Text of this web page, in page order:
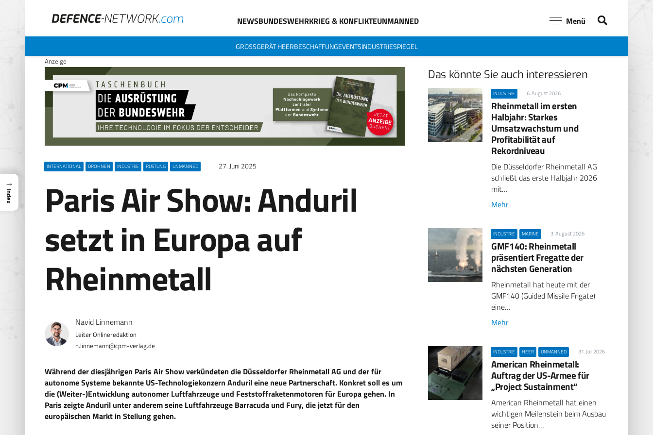
NEWSBUNDESWEHRKRIEG & KONFLIKTEUNMANNED Menü
GROSSGERÄT HEERBESCHAFFUNGEVENTSINDUSTRIESPIEGEL
Anzeige
INTERNATIONAL DROHNEN INDUSTRIE RÜSTUNG UNMANNED 27. Juni 2025
Paris Air Show: Anduril
setzt in Europa auf
Rheinmetall
Navid Linnemann
Leiter Onlineredaktion
n.linnemann@cpm-verlag.de
Während der diesjährigen Paris Air Show verkündeten die Düsseldorfer Rheinmetall AG und der für
autonome Systeme bekannte US-Technologiekonzern Anduril eine neue Partnerschaft. Konkret soll es um
die (Weiter-)Entwicklung autonomer Luftfahrzeuge und Feststoffraketenmotoren für Europa gehen. In
Paris zeigte Anduril unter anderem seine Luftfahrzeuge Barracuda und Fury, die jetzt für den
europäischen Markt in Stellung gehen.
Das könnte Sie auch interessieren
INDUSTRIE 6. August 2026
Rheinmetall im ersten
Halbjahr: Starkes
Umsatzwachstum und
Profitabilität auf
Rekordniveau
Die Düsseldorfer Rheinmetall AG
schließt das erste Halbjahr 2026
mit…
Mehr
INDUSTRIE MARINE 3. August 2026
GMF140: Rheinmetall
präsentiert Fregatte der
nächsten Generation
Rheinmetall hat heute mit der
GMF140 (Guided Missile Frigate)
eine…
Mehr
INDUSTRIE HEER UNMANNED 31. Juli 2026
American Rheinmetall:
Auftrag der US-Armee für
„Project Sustainment“
American Rheinmetall hat einen
wichtigen Meilenstein beim Ausbau
seiner Position…
→
Index